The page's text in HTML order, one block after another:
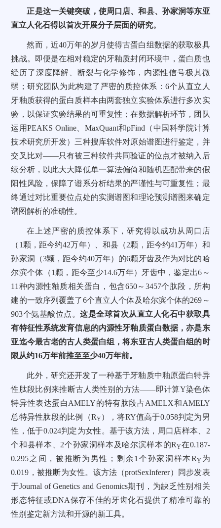
正是这一关键突破，使周口店、和县、孙家洞等东亚
直立人化石得以首次开展分子层面的研究。
然而，近40万年的岁月使得古蛋白组数据的获取极具
挑战。即便是在相对稳定的牙釉质封闭环境中，蛋白质也
经历了深度降解、断裂与化学修饰，内源性信号极其微
弱；研究团队为此构建了严密的质控体系：6个从直立人
牙釉质获得的蛋白质样本由两套独立实验体系进行多次实
验，以保证实验结果的可重复性；在数据解析环节，团队
运用PEAKS Online、MaxQuant和pFind（中国科学院计算
技术研究所开发）三种搜库软件对原始谱图进行鉴定，并
交叉比对——只有被三种软件共同验证的位点才被纳入后
续分析，以此大大降低单一算法偏倚和随机匹配带来的假
阳性风险，保障了谱系分析结果的严谨性与可重复性；最
终通过对比重要位点处的实测谱图和理论预测谱图来确定
谱图解析的准确性。
在上述严密的质控体系下，研究得以成功从周口店
（1颗，距今约42万年）、和县（2颗，距今约41万年）和
孙家洞（3颗，距今约40万年）的6颗牙齿及作为对比的哈
尔滨个体（1颗，距今至少14.6万年）牙齿中，鉴定出6～
11种内源性釉质相关蛋白，包含650～3457个肽段，所构
建的一致序列覆盖了6个直立人个体及哈尔滨个体的269～
903个氨基酸位点。这是全球首次从直立人化石中获取具
有特征性系统发育信息的内源性牙釉质蛋白数据，亦是东
亚迄今最古老的古人类蛋白组，将东亚古人类蛋白组的时
限从约16万年前推至至少40万年前。
此外，研究还开发了一种基于牙釉质中釉原蛋白特异
性肽段比例来推断古人类性别的方法——即计算Y染色体
特异性表达蛋白AMELY的特有肽段占AMELX和AMELY
总特异性肽段的比例（RY），将RY值高于0.058判定为男
性，低于0.024判定为女性。基于该方法，周口店样本、2
个和县样本、2个孙家洞样本及哈尔滨样本的RY在0.187-
0.295之间，被推断为男性；剩余1个孙家洞样本RY为
0.019，被推断为女性。该方法（protSexInferer）同步发表
于Journal of Genetics and Genomics期刊，为缺乏性别相关
形态特征或DNA保存不佳的牙齿化石提供了精准可靠的
性别鉴定新方法和开源的新工具。